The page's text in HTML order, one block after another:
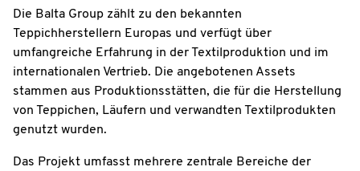
Die Balta Group zählt zu den bekannten
Teppichherstellern Europas und verfügt über
umfangreiche Erfahrung in der Textilproduktion und im
internationalen Vertrieb. Die angebotenen Assets
stammen aus Produktionsstätten, die für die Herstellung
von Teppichen, Läufern und verwandten Textilprodukten
genutzt wurden.
Das Projekt umfasst mehrere zentrale Bereiche der